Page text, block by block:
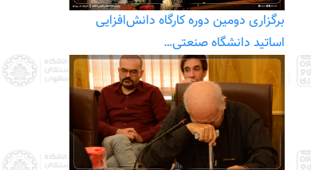
برگزاری دومین دوره کارگاه دانش‌افزایی
اساتید دانشگاه صنعتی…